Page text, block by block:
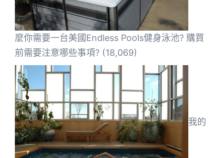
麼你需要一台美國Endless Pools健身泳池? 購買
前需要注意哪些事項? (18,069)
我的